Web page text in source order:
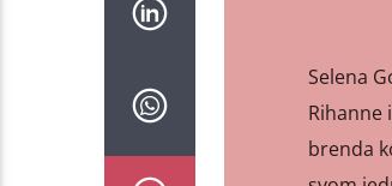
Selena
Rihanne
brenda